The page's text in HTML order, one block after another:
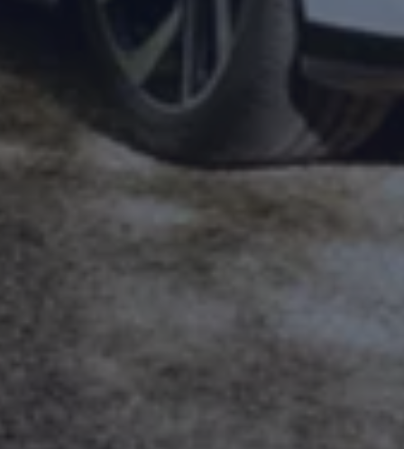
Lifestyle
Transport
Elektromobilität
Volkswagen R
Pannen- und Unfallhilfe
Volkswagen Kundenbetreuung